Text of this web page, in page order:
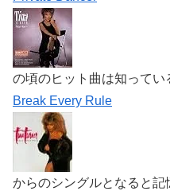
の頃のヒット曲は知ってい
Break Every Rule
からのシングルとなると記